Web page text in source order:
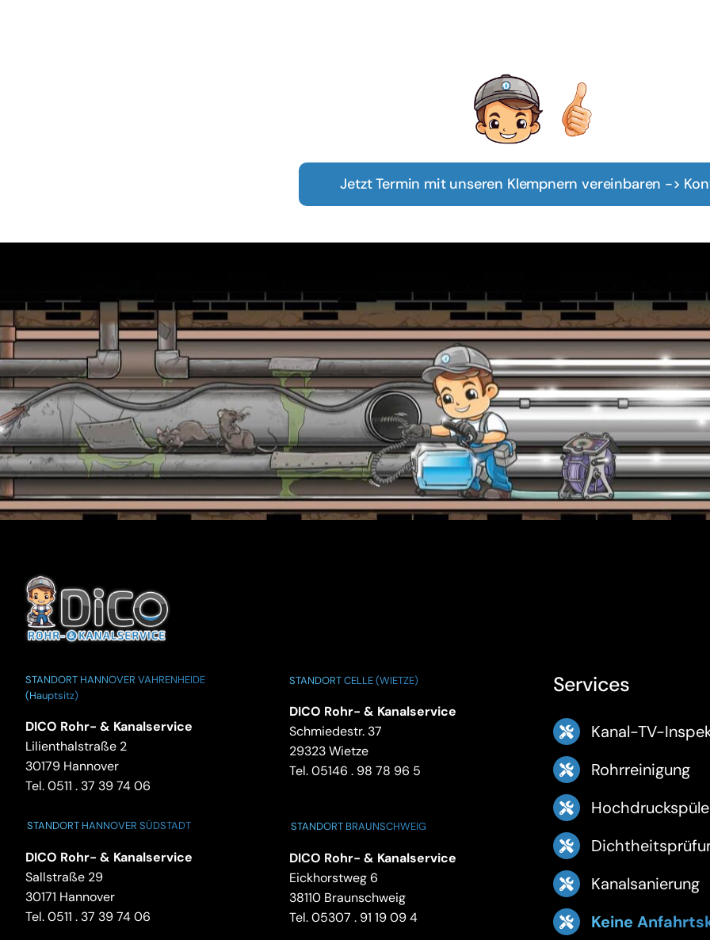
Jetzt Termin mit unseren Klempnern vereinbaren ->
STANDORT HANNOVER VAHRENHEIDE
(Hauptsitz)
DICO Rohr- & Kanalservice
Lilienthalstraße 2
30179 Hannover
Tel.0511 . 37 39 74 06
STANDORT HANNOVER SÜDSTADT
DICO Rohr- & Kanalservice
Sallstraße 29
30171 Hannover
Tel.0511 . 37 39 74 06
STANDORT CELLE (WIETZE)
DICO Rohr- & Kanalservice
Schmiedestr. 37
29323 Wietze
Tel. 05146 . 98 78 96 5
STANDORT BRAUNSCHWEIG
DICO Rohr- & Kanalservice
Eickhorstweg 6
38110 Braunschweig
Tel. 05307 . 91 19 09 4
Services
Kanal-TV-
Rohrreinigung
Kanalsanierung
Keine